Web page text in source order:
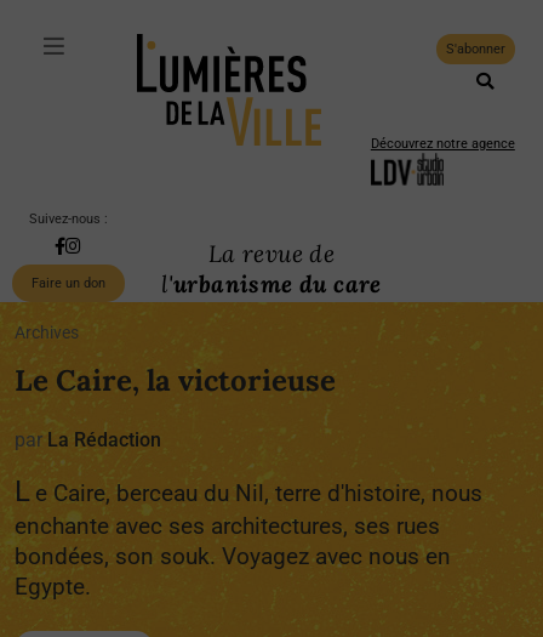
S'abonner
Découvrez notre agence
Suivez-nous :
Faire un don
La revue de
l'urbanisme du care
Archives
Le Caire, la victorieuse
par La Rédaction
L e Caire, berceau du Nil, terre d'histoire, nous
enchante avec ses architectures, ses rues
bondées, son souk. Voyagez avec nous en
Egypte.